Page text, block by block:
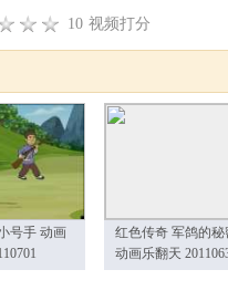
10 视频打分
号手 动画
红色传奇 军鸽的秘
动画乐翻天